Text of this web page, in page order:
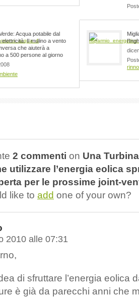
Acqua potabile dal
Il mulino a vento
che aiuterà a
a 500 persone al giorno
2 commenti on Una
utilizzare l’energia eolica
per le prossime joint-
like to add one of your own?
2010 alle 07:31
di sfruttare l’energia eolica
è già da parecchi anni che